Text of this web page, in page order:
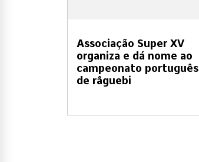
Associação Super XV
organiza e dá nome ao
campeonato português
de râguebi